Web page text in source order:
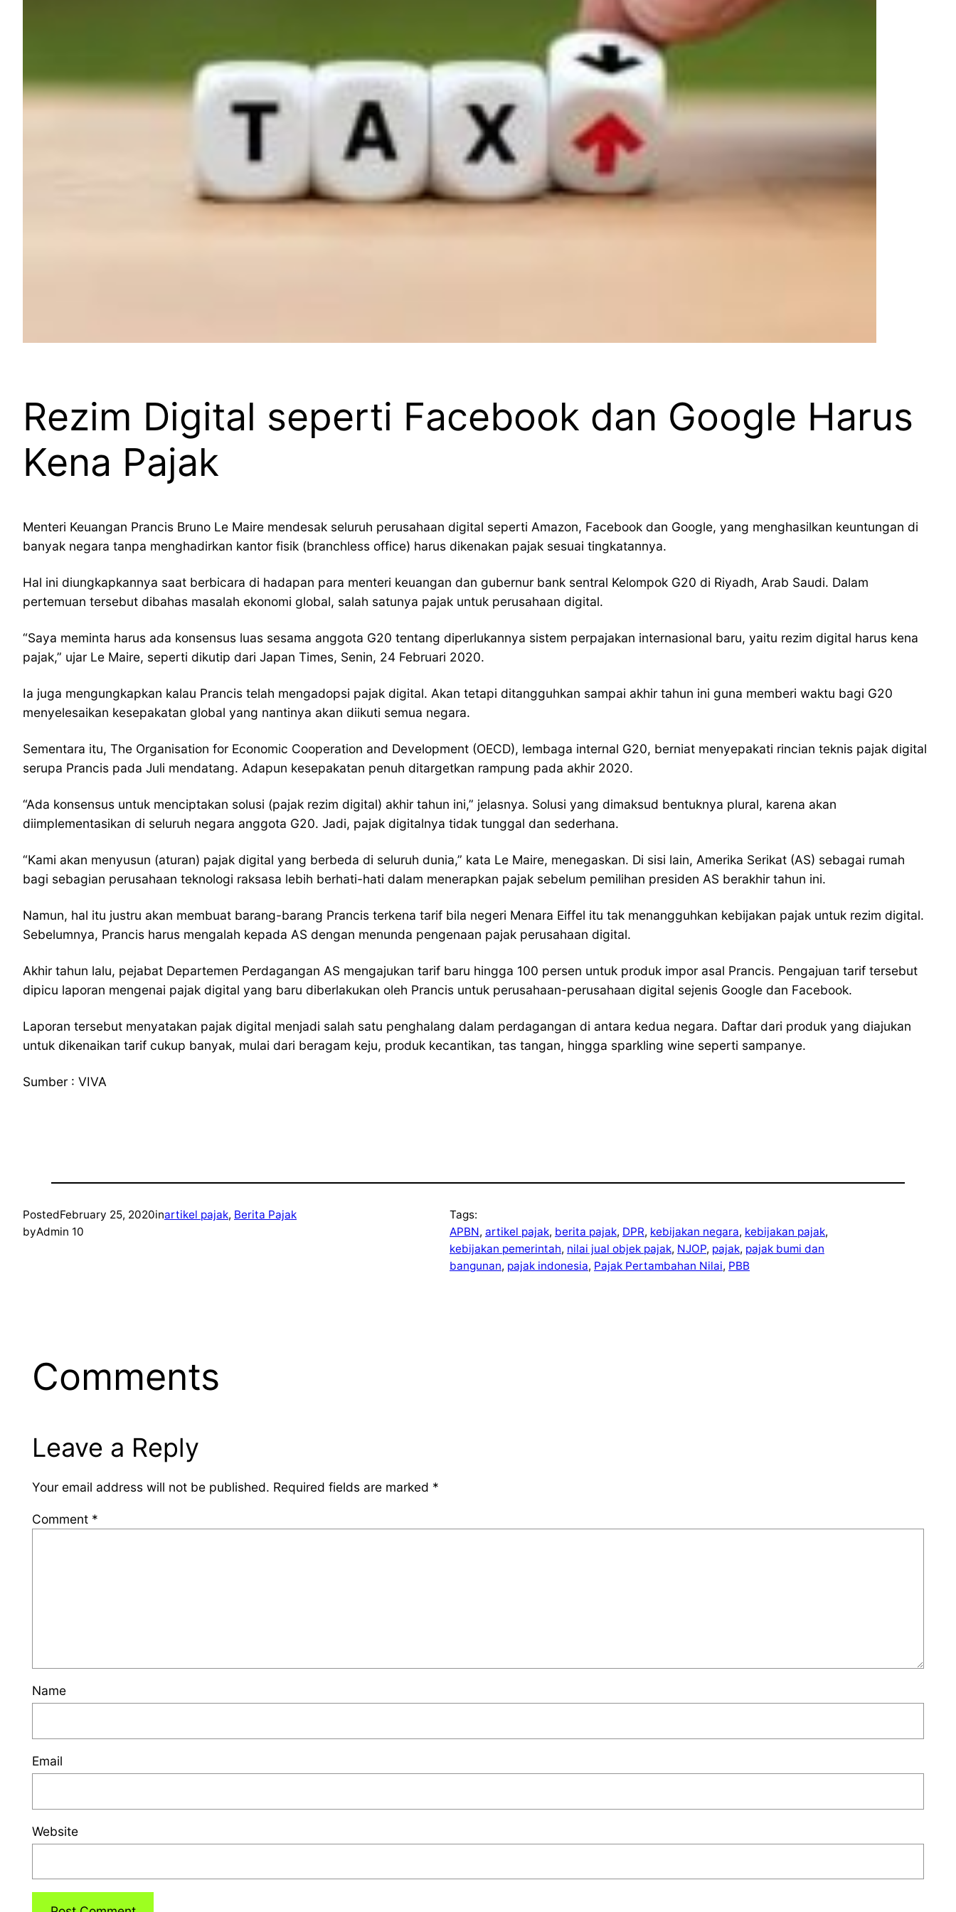
Rezim Digital seperti Facebook dan Google Harus
Kena Pajak
Menteri Keuangan Prancis Bruno Le Maire mendesak seluruh perusahaan digital seperti Amazon, Facebook dan Google, yang menghasilkan keuntungan di
banyak negara tanpa menghadirkan kantor fisik (branchless office) harus dikenakan pajak sesuai tingkatannya.
Hal ini diungkapkannya saat berbicara di hadapan para menteri keuangan dan gubernur bank sentral Kelompok G20 di Riyadh, Arab Saudi. Dalam
pertemuan tersebut dibahas masalah ekonomi global, salah satunya pajak untuk perusahaan digital.
“Saya meminta harus ada konsensus luas sesama anggota G20 tentang diperlukannya sistem perpajakan internasional baru, yaitu rezim digital harus kena
pajak,” ujar Le Maire, seperti dikutip dari Japan Times, Senin, 24 Februari 2020.
Ia juga mengungkapkan kalau Prancis telah mengadopsi pajak digital. Akan tetapi ditangguhkan sampai akhir tahun ini guna memberi waktu bagi G20
menyelesaikan kesepakatan global yang nantinya akan diikuti semua negara.
Sementara itu, The Organisation for Economic Cooperation and Development (OECD), lembaga internal G20, berniat menyepakati rincian teknis pajak digital
serupa Prancis pada Juli mendatang. Adapun kesepakatan penuh ditargetkan rampung pada akhir 2020.
“Ada konsensus untuk menciptakan solusi (pajak rezim digital) akhir tahun ini,” jelasnya. Solusi yang dimaksud bentuknya plural, karena akan
diimplementasikan di seluruh negara anggota G20. Jadi, pajak digitalnya tidak tunggal dan sederhana.
“Kami akan menyusun (aturan) pajak digital yang berbeda di seluruh dunia,” kata Le Maire, menegaskan. Di sisi lain, Amerika Serikat (AS) sebagai rumah
bagi sebagian perusahaan teknologi raksasa lebih berhati-hati dalam menerapkan pajak sebelum pemilihan presiden AS berakhir tahun ini.
Namun, hal itu justru akan membuat barang-barang Prancis terkena tarif bila negeri Menara Eiffel itu tak menangguhkan kebijakan pajak untuk rezim digital.
Sebelumnya, Prancis harus mengalah kepada AS dengan menunda pengenaan pajak perusahaan digital.
Akhir tahun lalu, pejabat Departemen Perdagangan AS mengajukan tarif baru hingga 100 persen untuk produk impor asal Prancis. Pengajuan tarif tersebut
dipicu laporan mengenai pajak digital yang baru diberlakukan oleh Prancis untuk perusahaan-perusahaan digital sejenis Google dan Facebook.
Laporan tersebut menyatakan pajak digital menjadi salah satu penghalang dalam perdagangan di antara kedua negara. Daftar dari produk yang diajukan
untuk dikenaikan tarif cukup banyak, mulai dari beragam keju, produk kecantikan, tas tangan, hingga sparkling wine seperti sampanye.
Sumber : VIVA
PostedFebruary 25, 2020inartikel pajak, Berita Pajak
byAdmin 10
Tags:
APBN, artikel pajak, berita pajak, DPR, kebijakan negara, kebijakan pajak
kebijakan pemerintah, nilai jual objek pajak, NJOP, pajak, pajak bumi dan
bangunan, pajak indonesia, Pajak Pertambahan Nilai, PBB
Comments
Leave a Reply
Your email address will not be published. Required fields are marked *
Comment *
Name
Email
Website